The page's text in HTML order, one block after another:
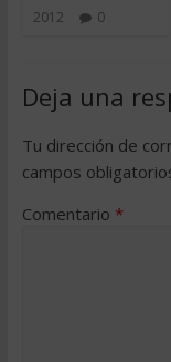
2012
0
Deja una
Tu dirección de
campos
Comentario *